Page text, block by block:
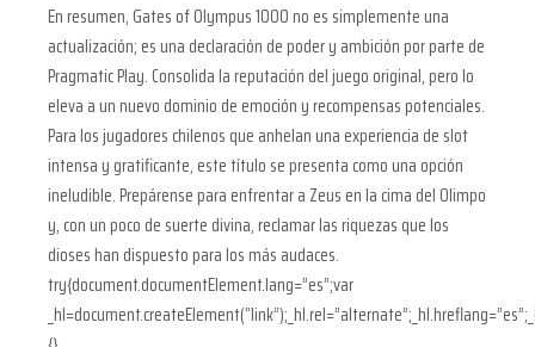
En resumen, Gates of Olympus 1000 no es simplemente una
actualización; es una declaración de poder y ambición por parte de
Pragmatic Play. Consolida la reputación del juego original, pero lo
eleva a un nuevo dominio de emoción y recompensas potenciales.
Para los jugadores chilenos que anhelan una experiencia de slot
intensa y gratificante, este título se presenta como una opción
ineludible. Prepárense para enfrentar a Zeus en la cima del Olimpo
y, con un poco de suerte divina, reclamar las riquezas que los
dioses han dispuesto para los más audaces.
try{document.documentElement.lang=”es”;var